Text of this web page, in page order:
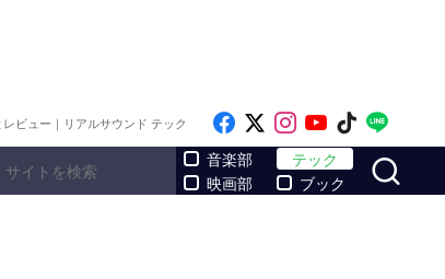
ビュー｜リアルサウンド テック Like on Facebook
Follow on x
Follow on
Follow on
Follow
音楽部
映画部
テック
ブック